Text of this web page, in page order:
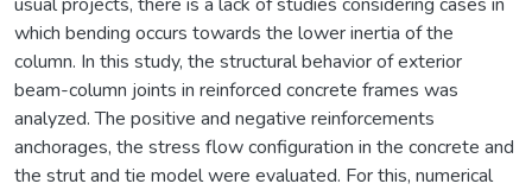
which bending occurs towards the lower inertia of the
column. In this study, the structural behavior of exterior
beam-column joints in reinforced concrete frames was
analyzed. The positive and negative reinforcements
anchorages, the stress flow configuration in the concrete and
the strut and tie model were evaluated. For this, numerical